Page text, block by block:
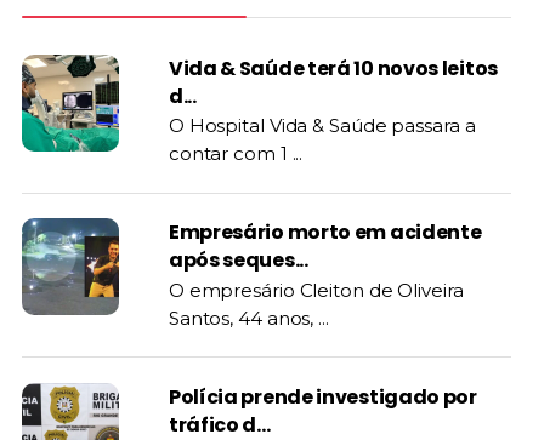
Vida & Saúde terá 10 novos leitos
d...
O Hospital Vida & Saúde passara a
contar com 1 ...
Empresário morto em acidente
após seques...
O empresário Cleiton de Oliveira
Santos, 44 anos, ...
Polícia prende investigado por
tráfico d...